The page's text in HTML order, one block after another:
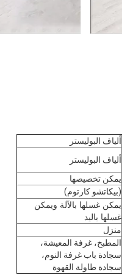
ألياف البوليستر
ألياف البوليستر
يمكن تخصيصها
(بيكاتشو كارتوم)
يمكن غسلها بالآلة ويمكن
غسلها باليد
منزل
المطبخ، غرفة المعيشة،
سجادة باب غرفة النوم،
سجادة طاولة القهوة